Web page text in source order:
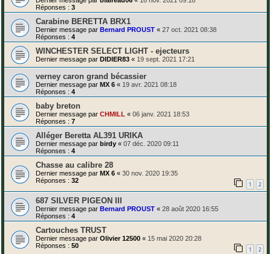
Réponses : 3
Carabine BERETTA BRX1
Dernier message par Bernard PROUST « 27 oct. 2021 08:38
Réponses : 4
WINCHESTER SELECT LIGHT - ejecteurs
Dernier message par DIDIER83 « 19 sept. 2021 17:21
verney caron grand bécassier
Dernier message par MX 6 « 19 avr. 2021 08:18
Réponses : 4
baby breton
Dernier message par CHMILL « 06 janv. 2021 18:53
Réponses : 7
Alléger Beretta AL391 URIKA
Dernier message par birdy « 07 déc. 2020 09:11
Réponses : 4
Chasse au calibre 28
Dernier message par MX 6 « 30 nov. 2020 19:35
Réponses : 32 1 2
687 SILVER PIGEON III
Dernier message par Bernard PROUST « 28 août 2020 16:55
Réponses : 4
Cartouches TRUST
Dernier message par Olivier 12500 « 15 mai 2020 20:28
Réponses : 50 1 2